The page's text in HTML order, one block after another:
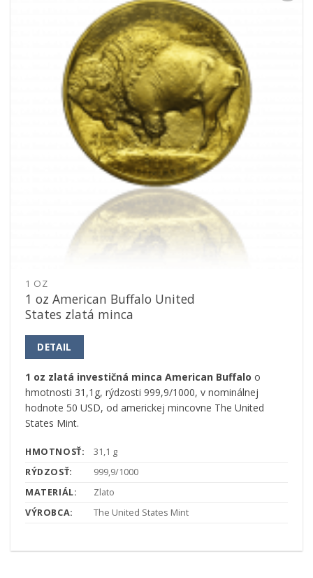
1 OZ
1 oz American Buffalo United
States zlatá minca
DETAIL
1 oz zlatá investičná minca American Buffalo o
hmotnosti 31,1g, rýdzosti 999,9/1000, v nominálnej
hodnote 50 USD, od americkej mincovne The United
States Mint.
HMOTNOSŤ:
31,1 g
RÝDZOSŤ:
999,9/1000
MATERIÁL:
Zlato
VÝROBCA:
The United States Mint